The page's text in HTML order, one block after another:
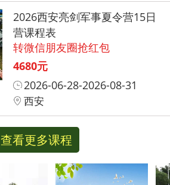
2026西安亮剑军事夏令营15日
营课程表
转微信朋友圈抢红包
4680元
2026-06-28-2026-08-31
西安
查看更多课程